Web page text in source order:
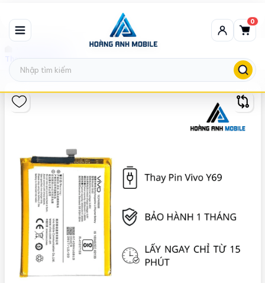
0
Thay pin Vivo Y69